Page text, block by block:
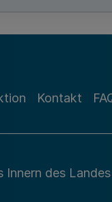
Kontakt
des